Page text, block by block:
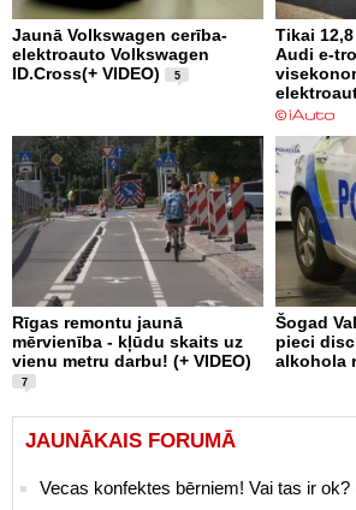
Jaunā Volkswagen cerība-
elektroauto Volkswagen
ID.Cross(+ VIDEO)
5
Tikai
Audi e-
Rīgas remontu jaunā
mērvienība - kļūdu skaits uz
vienu metru darbu! (+ VIDEO)
7
Šogad
pieci
alkohola
JAUNĀKAIS FORUMĀ
Vecas konfektes bērniem! Vai tas ir ok?